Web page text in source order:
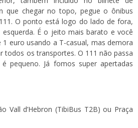
que chegar no topo, pegue o ônibus
O ponto está logo do lado de fora,
É o jeito mais barato e você
euro usando a T-casual, mas demora
todos os transportes. O 111 não passa
pequeno. Já fomos super apertadas
Vall d’Hebron (TibiBus T2B) ou Praça